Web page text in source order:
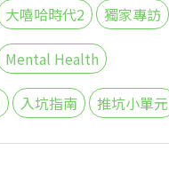
大嘻哈時代2 獨家專訪
Mental Health
入坑指南 推坑小單元